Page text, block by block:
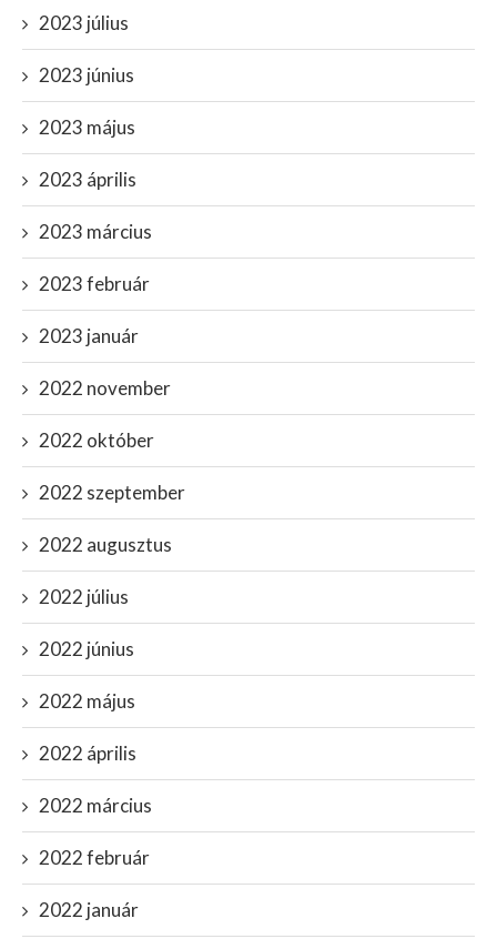
2023 július
2023 június
2023 május
2023 április
2023 március
2023 február
2023 január
2022 november
2022 október
2022 szeptember
2022 augusztus
2022 július
2022 június
2022 május
2022 április
2022 március
2022 február
2022 január